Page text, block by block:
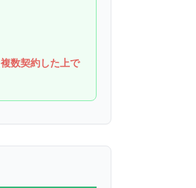
複数契約した上で